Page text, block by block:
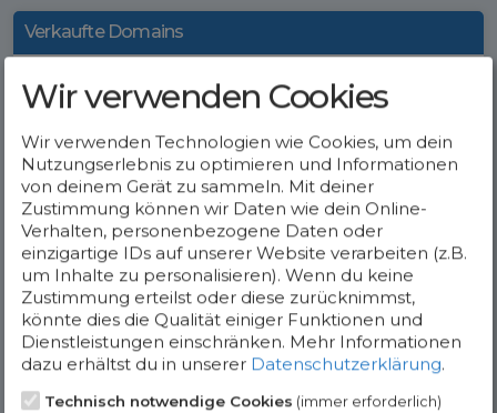
Verkaufte Domains
zahntraum.de
sofort-kaufen.de € 2.500
abrechnungsstellen.de
mietgesellschaft.de
vitalreich.de € 1.500
gastroreinigung.de
gruenderbaum.de € 2.000
sonntagskonzerte.de € 700
Wir verwenden Cookies
Wir verwenden Technologien wie Cookies, um dein
Nutzungserlebnis zu optimieren und Informationen
von deinem Gerät zu sammeln. Mit deiner
Zustimmung können wir Daten wie dein Online-
Verhalten, personenbezogene Daten oder
einzigartige IDs auf unserer Website verarbeiten (z.B.
um Inhalte zu personalisieren). Wenn du keine
Zustimmung erteilst oder diese zurücknimmst,
könnte dies die Qualität einiger Funktionen und
Dienstleistungen einschränken. Mehr Informationen
dazu erhältst du in unserer Datenschutzerklärung.
Technisch notwendige Cookies (immer erforderlich)